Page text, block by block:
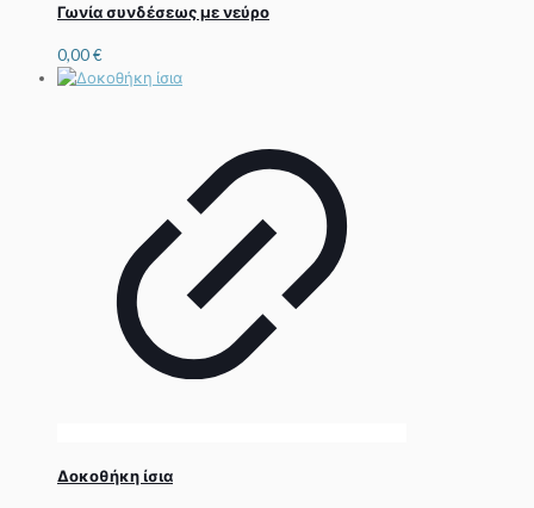
Γωνία συνδέσεως με νεύρο
0,00€
Δοκοθήκη ίσια